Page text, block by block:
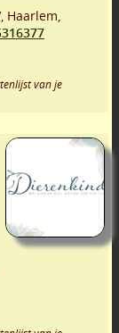
, Haarlem,
van je